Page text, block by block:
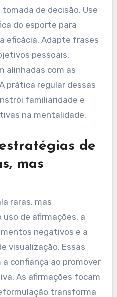
de decisão. Use
do esporte para
eficácia. Adapte frases
pessoais,
alinhadas com as
prática regular dessas
familiaridade e
na mentalidade.
de
mas
raras, mas
de afirmações, a
negativos e a
visualização. Essas
confiança ao promover
As afirmações focam
transforma